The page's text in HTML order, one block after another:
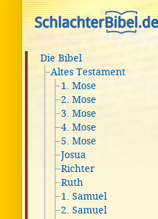
Die Bibel
Altes Testament
1. Mose
2. Mose
3. Mose
4. Mose
5. Mose
Josua
Richter
Ruth
1. Samuel
2. Samuel